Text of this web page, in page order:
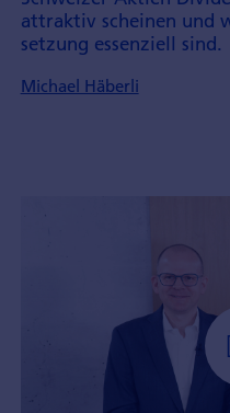
attraktiv scheinen und
setzung essenziell sind.
Michael Häberli